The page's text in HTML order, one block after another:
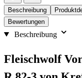
Beschreibung
Bewertungen
Beschreibung
Fleischwolf